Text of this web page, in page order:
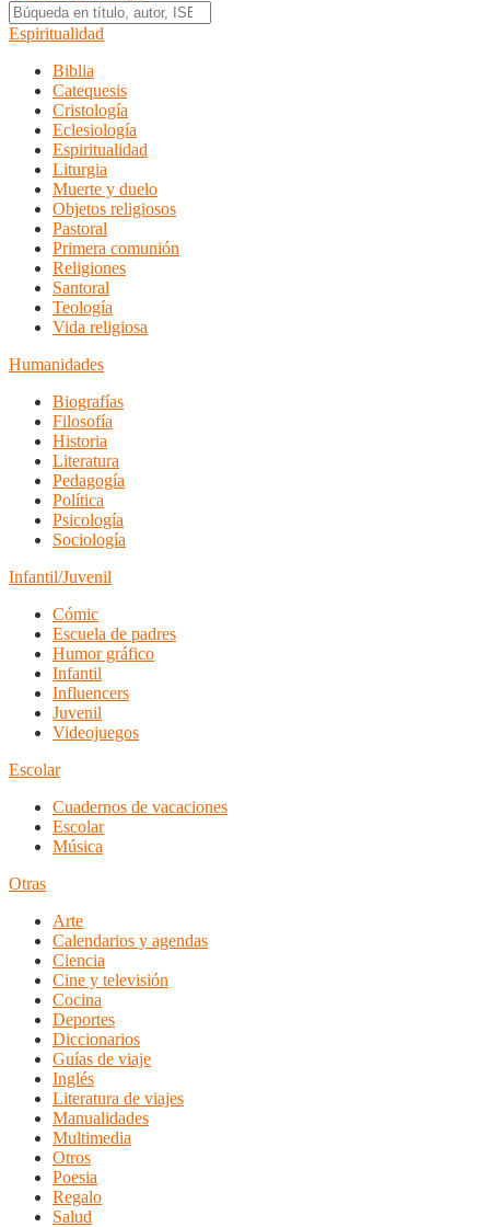
Espiritualidad
Biblia
Catequesis
Cristología
Eclesiología
Espiritualidad
Liturgia
Muerte y duelo
Objetos religiosos
Pastoral
Primera comunión
Religiones
Santoral
Teología
Vida religiosa
Humanidades
Biografías
Filosofía
Historia
Literatura
Pedagogía
Política
Psicología
Sociología
Infantil/Juvenil
Cómic
Escuela de padres
Humor gráfico
Infantil
Influencers
Juvenil
Videojuegos
Escolar
Cuadernos de vacaciones
Escolar
Música
Otras
Arte
Calendarios y agendas
Ciencia
Cine y televisión
Cocina
Deportes
Diccionarios
Guías de viaje
Inglés
Literatura de viajes
Manualidades
Multimedia
Otros
Poesia
Regalo
Salud